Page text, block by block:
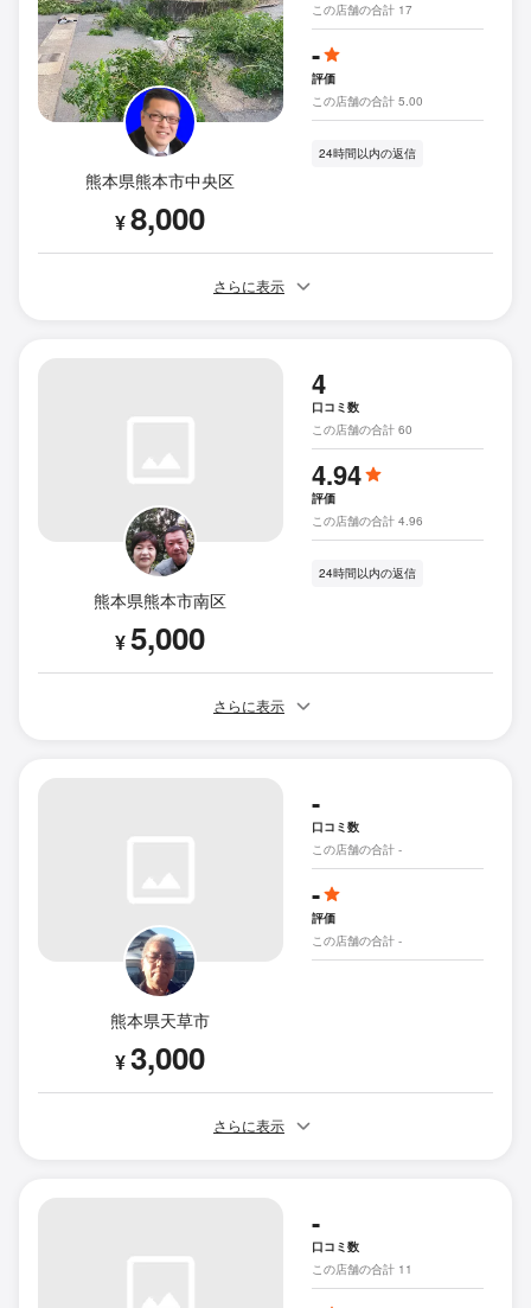
熊本県熊本市中央区
¥8,000
この店舗の合計 17
-
評価
この店舗の合計 5.00
24時間以内の返信
さらに表示
熊本県熊本市南区
¥5,000
4
口コミ数
この店舗の合計 60
4.94
評価
この店舗の合計 4.96
24時間以内の返信
さらに表示
熊本県天草市
¥3,000
-
口コミ数
この店舗の合計 -
-
評価
この店舗の合計 -
さらに表示
-
口コミ数
この店舗の合計 11